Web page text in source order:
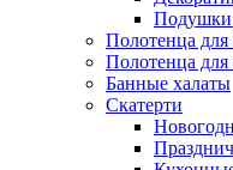
Подушки
Полотенца для
Полотенца для
Банные халаты
Скатерти